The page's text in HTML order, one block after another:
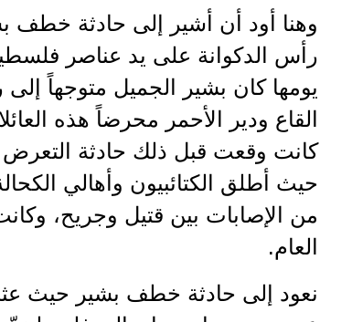
رأس الدكوانة على يد عناصر
يومها كان بشير الجميل متوجهاً
القاع ودير الأحمر محرضاً هذه
كانت وقعت قبل ذلك حادثة التعرض
حيث أطلق الكتائبيون وأهالي
من الإصابات بين قتيل وجريح،
العام.
نعود إلى حادثة خطف بشير حيث